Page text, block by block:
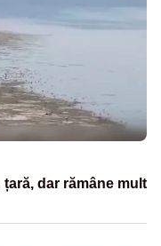
dar rămâne mult